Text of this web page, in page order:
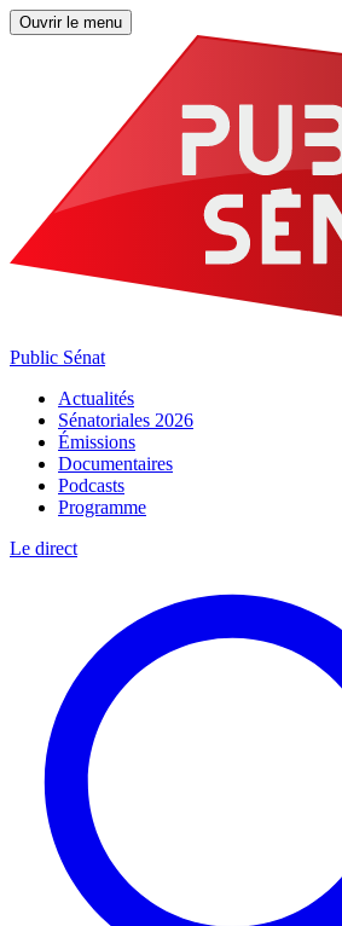
Ouvrir le menu
Public Sénat
Actualités
Sénatoriales 2026
Émissions
Documentaires
Podcasts
Programme
Le direct